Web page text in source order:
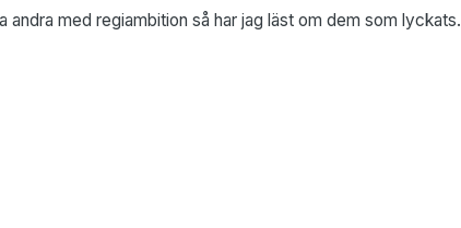
andra med regiambition så har jag läst om dem som lyckats.